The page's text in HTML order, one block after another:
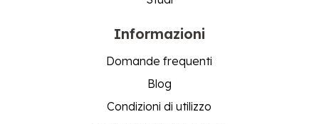
Informazioni
Domande frequenti
Blog
Condizioni di utilizzo